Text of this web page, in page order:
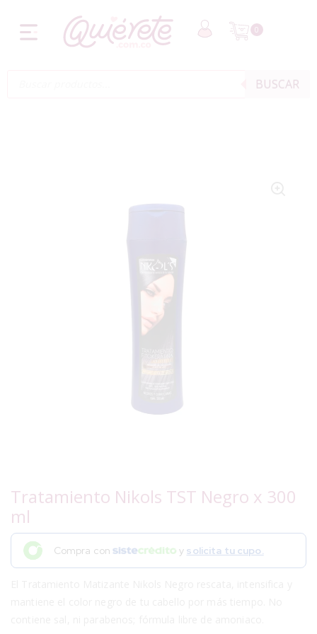
0
BUSCAR
Tratamiento Nikols TST Negro x 300
ml
Compra con y solicita tu cupo.